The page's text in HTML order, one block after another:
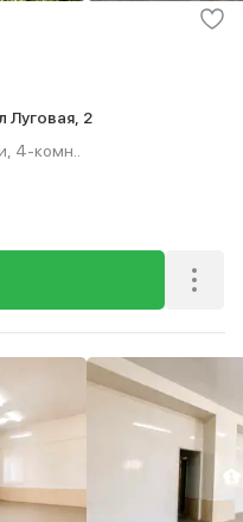
Луговая, 2
4-комн..